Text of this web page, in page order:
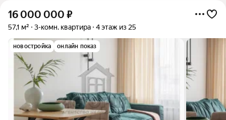
16 000 000 ₽
57,1 м² 3-комн. квартира 4 этаж из 25
новостройка онлайн показ